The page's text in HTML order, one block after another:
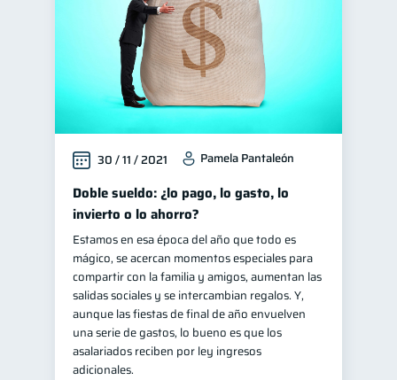
30 / 11 / 2021 Pamela Pantaleón
Doble sueldo: ¿lo pago, lo gasto, lo
invierto o lo ahorro?
Estamos en esa época del año que todo es
mágico, se acercan momentos especiales para
compartir con la familia y amigos, aumentan las
salidas sociales y se intercambian regalos. Y,
aunque las fiestas de final de año envuelven
una serie de gastos, lo bueno es que los
asalariados reciben por ley ingresos
adicionales.